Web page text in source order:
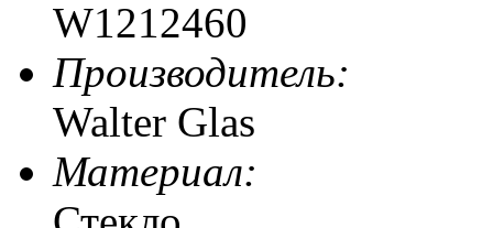
W1212460
Производитель:
Walter Glas
Материал: